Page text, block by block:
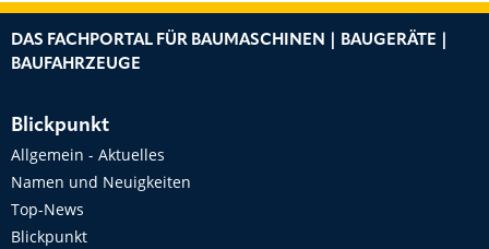
DAS FACHPORTAL FÜR BAUMASCHINEN | BAUGERÄTE |
BAUFAHRZEUGE
Blickpunkt
Allgemein - Aktuelles
Namen und Neuigkeiten
Top-News
Blickpunkt